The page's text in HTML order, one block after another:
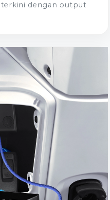
dengan output